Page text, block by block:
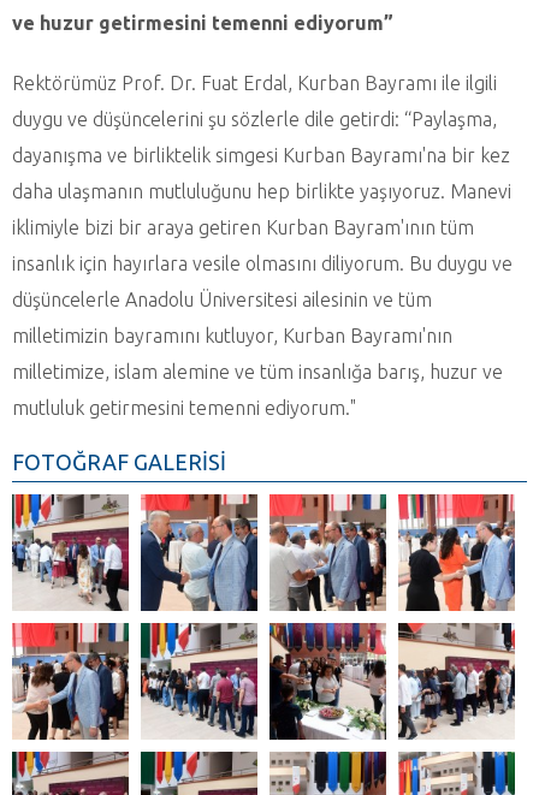
ve huzur getirmesini temenni ediyorum”
Rektörümüz Prof. Dr. Fuat Erdal, Kurban Bayramı ile ilgili
duygu ve düşüncelerini şu sözlerle dile getirdi: “Paylaşma,
dayanışma ve birliktelik simgesi Kurban Bayramı'na bir kez
daha ulaşmanın mutluluğunu hep birlikte yaşıyoruz. Manevi
iklimiyle bizi bir araya getiren Kurban Bayram'ının tüm
insanlık için hayırlara vesile olmasını diliyorum. Bu duygu ve
düşüncelerle Anadolu Üniversitesi ailesinin ve tüm
milletimizin bayramını kutluyor, Kurban Bayramı'nın
milletimize, islam alemine ve tüm insanlığa barış, huzur ve
mutluluk getirmesini temenni ediyorum."
FOTOĞRAF GALERİSİ